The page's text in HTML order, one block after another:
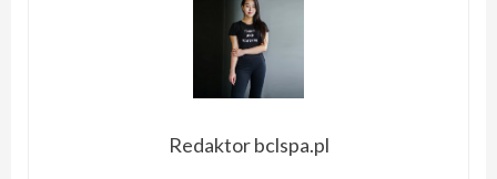
Redaktor bclspa.pl